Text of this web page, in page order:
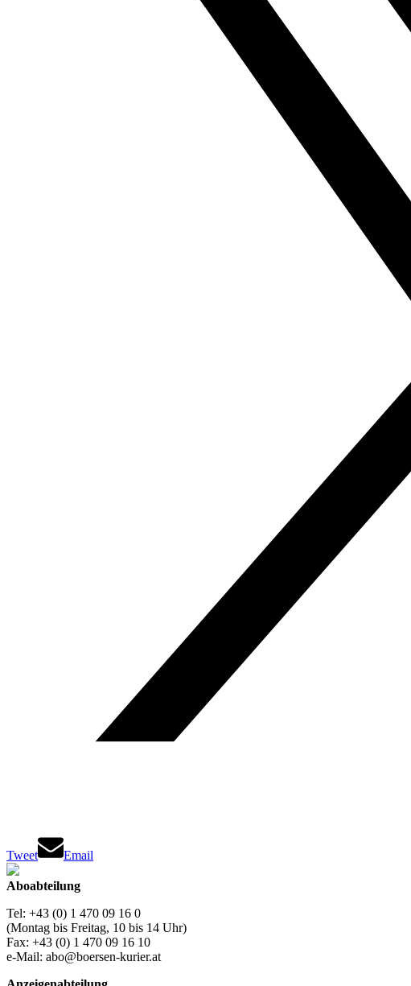
Tweet Email
Aboabteilung
Tel: +43 (0) 1 470 09 16 0
(Montag bis Freitag, 10 bis 14 Uhr)
Fax: +43 (0) 1 470 09 16 10
e-Mail: abo@boersen-kurier.at